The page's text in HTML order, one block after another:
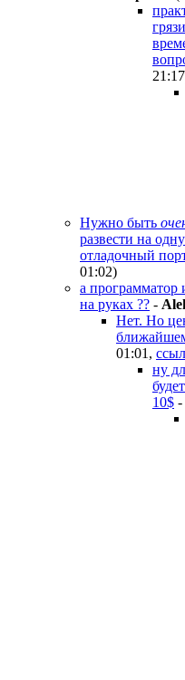
21:17
Нужно быть
развести на
отладочный
01:02)
а программатор
на руках ?? -
Нет. Но
01:01 ,
ну
10$ -